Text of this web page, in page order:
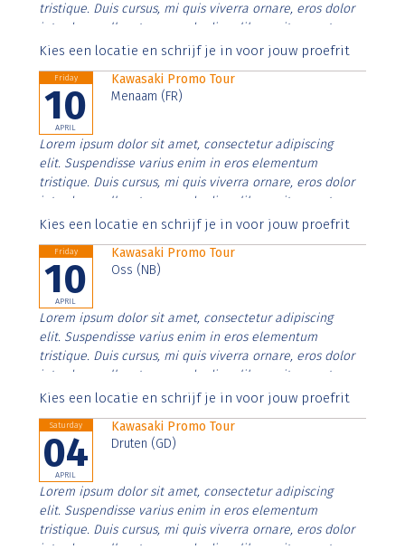
tristique. Duis cursus, mi quis viverra ornare, eros dolor
interdum nulla, ut commodo diam libero vitae erat.
Aenean faucibus nibh et justo cursus id rutrum lorem
Kies een locatie en schrijf je in voor jouw proefrit
Friday
10
APRIL
Kawasaki Promo Tour
Menaam (FR)
Lorem ipsum dolor sit amet, consectetur adipiscing
elit. Suspendisse varius enim in eros elementum
tristique. Duis cursus, mi quis viverra ornare, eros dolor
interdum nulla, ut commodo diam libero vitae erat.
Aenean faucibus nibh et justo cursus id rutrum lorem
Kies een locatie en schrijf je in voor jouw proefrit
Friday
10
APRIL
Kawasaki Promo Tour
Oss (NB)
Lorem ipsum dolor sit amet, consectetur adipiscing
elit. Suspendisse varius enim in eros elementum
tristique. Duis cursus, mi quis viverra ornare, eros dolor
interdum nulla, ut commodo diam libero vitae erat.
Aenean faucibus nibh et justo cursus id rutrum lorem
Kies een locatie en schrijf je in voor jouw proefrit
Saturday
04
APRIL
Kawasaki Promo Tour
Druten (GD)
Lorem ipsum dolor sit amet, consectetur adipiscing
elit. Suspendisse varius enim in eros elementum
tristique. Duis cursus, mi quis viverra ornare, eros dolor
interdum nulla, ut commodo diam libero vitae erat.